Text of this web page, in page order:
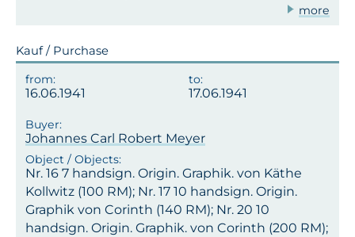
more
Kauf / Purchase
16.06.1941 17.06.1941
Johannes Carl Robert Meyer
Nr. 16 7 handsign. Origin. Graphik. von Käthe
Kollwitz (100 RM); Nr. 17 10 handsign. Origin.
Graphik von Corinth (140 RM); Nr. 20 10
handsign. Origin. Graphik. von Corinth (200 RM);